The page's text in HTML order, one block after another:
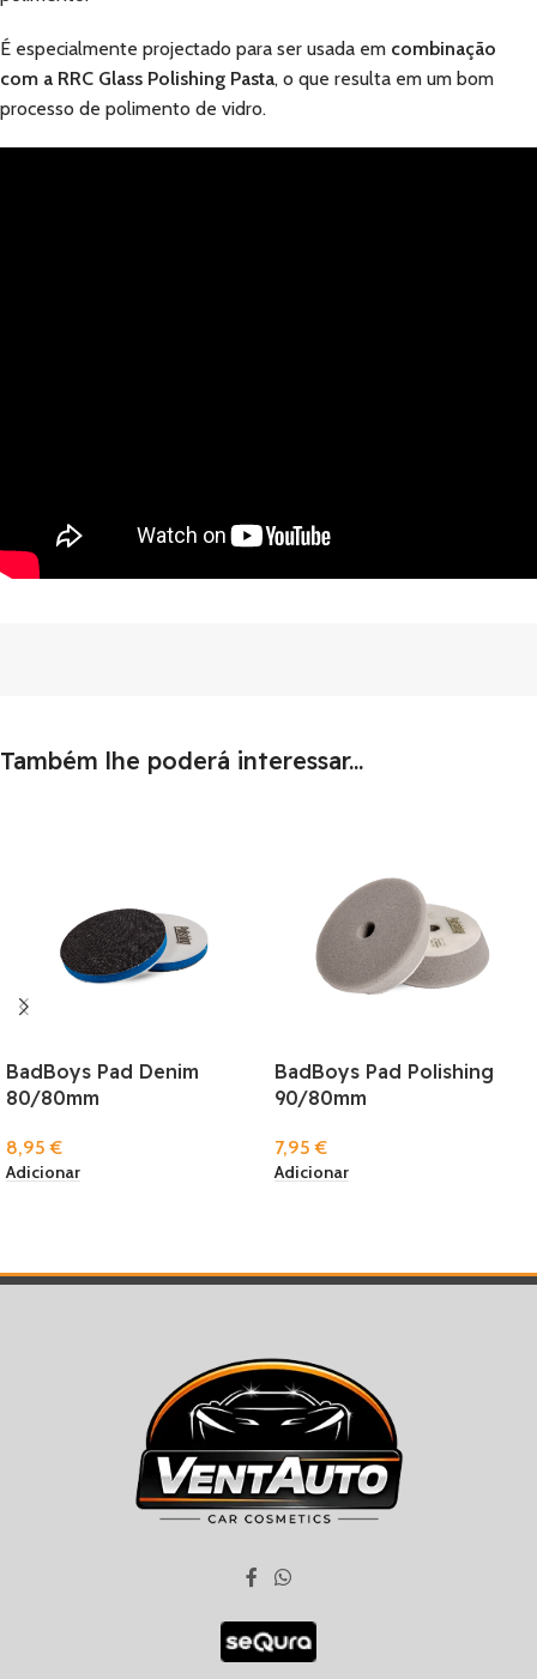
É especialmente projectado para ser usada em combinação
com a RRC Glass Polishing Pasta, o que resulta em um bom
processo de polimento de vidro.
Também lhe poderá interessar...
BadBoys Pad Denim
80/80mm
8,95€
Adicionar
BadBoys Pad Polishing
90/80mm
7,95€
Adicionar